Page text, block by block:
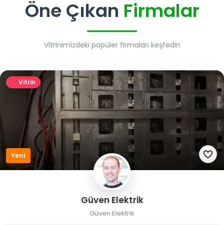
Öne Çıkan Firmalar
Vitrinimizdeki popüler firmaları keşfedin
Vitrin
Yeni
Güven Elektrik
Güven Elektrik